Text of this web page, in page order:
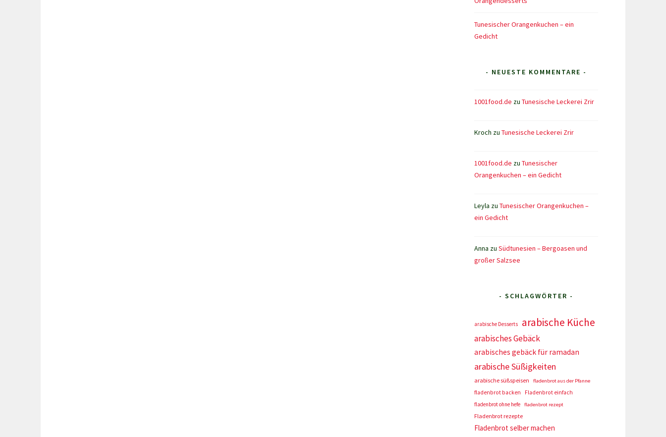
Tunesischer Orangenkuchen – ein
Gedicht
- NEUESTE KOMMENTARE -
1001food.de zu Tunesische Leckerei Zrir
Kroch zu Tunesische Leckerei Zrir
1001food.de zu Tunesischer
Orangenkuchen – ein Gedicht
Leyla zu Tunesischer Orangenkuchen –
ein Gedicht
Anna zu Südtunesien – Bergoasen und
großer Salzsee
- SCHLAGWÖRTER -
arabische Desserts arabische Küche
arabisches Gebäck
arabisches gebäck für ramadan
arabische Süßigkeiten
arabische süßspeisen fladenbrot aus der Pfanne
fladenbrot backen
Fladenbrot einfach
fladenbrot ohne hefe
fladenbrot rezept
Fladenbrot rezepte
Fladenbrot selber machen